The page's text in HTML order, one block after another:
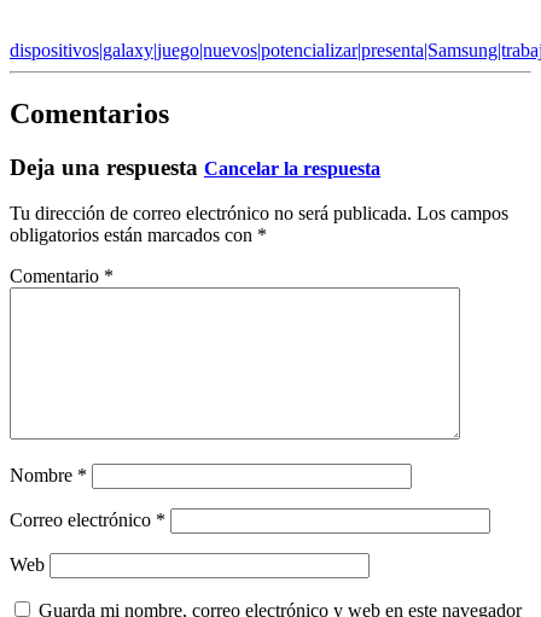
Comentarios
Deja una respuesta Cancelar la respuesta
Tu dirección de correo electrónico no será publicada. Los campos
obligatorios están marcados con *
Comentario *
Nombre *
Correo electrónico *
Web
Guarda mi nombre, correo electrónico y web en este navegador